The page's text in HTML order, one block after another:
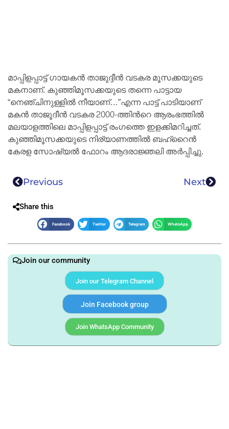
മാപ്പിളപ്പാട്ട് ഗായകന്‍ താജുദ്ദീന്‍ വടകര മൂസക്കയുടെ
മകനാണ്. കുഞ്ഞിമൂസക്കയുടെ തന്നെ പാട്ടായ
“നെഞ്ചിനുള്ളില്‍ നീയാണ്…”എന്ന പാട്ട് പാടിയാണ്
മകന്‍ താജൂദീന്‍ വടകര 2000-ത്തിന്‍റെ ആരംഭത്തില്‍
മലയാളത്തിലെ മാപ്പിളപ്പാട്ട് രംഗത്തെ ഇളക്കിമറിച്ചത്.
കുഞ്ഞിമൂസക്കയുടെ നിര്യാണത്തിൽ ബഹ്റൈൻ
കേരള സോഷ്യൽ ഫോറം ആദരാജ്ഞലി അർപ്പിച്ചു.
Previous Next
Share this
Facebook Twitter Telegram WhatsApp
Join our community
Join our Telegram Channel
Join Facebook group
Join WhatsApp Community